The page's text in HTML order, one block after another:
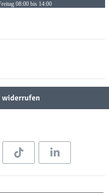
08:00 bis 14:00
widerrufen